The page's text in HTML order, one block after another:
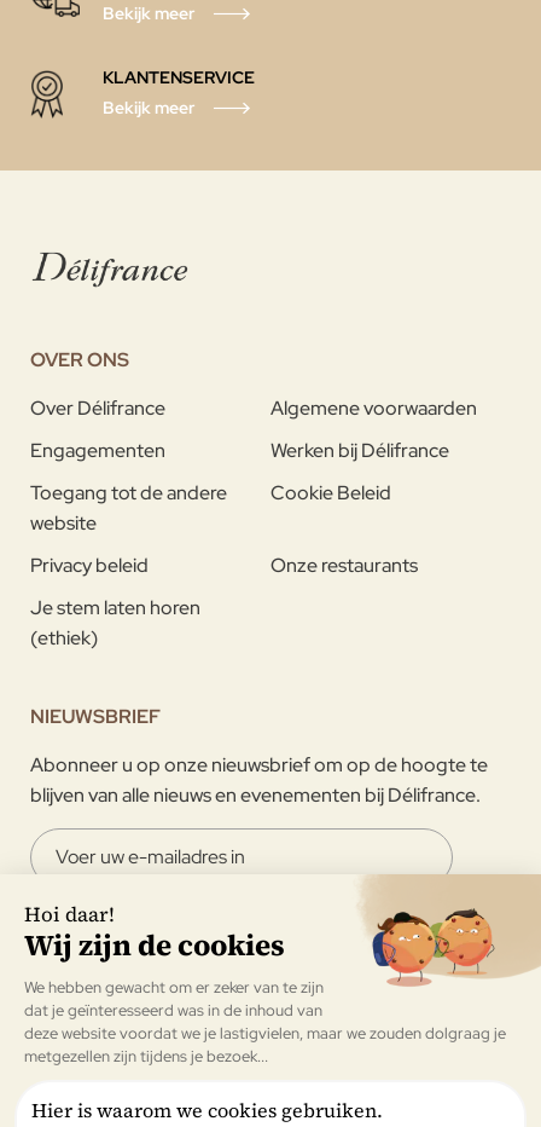
Bekijk meer
KLANTENSERVICE
Bekijk meer
OVER ONS
Over Délifrance
Algemene voorwaarden
Engagementen
Werken bij Délifrance
Toegang tot de andere
website
Cookie Beleid
Privacy beleid
Onze restaurants
Je stem laten horen
(ethiek)
NIEUWSBRIEF
Abonneer u op onze nieuwsbrief om op de hoogte te
blijven van alle nieuws en evenementen bij Délifrance.
Ik ga ermee akkoord om de nieuwsbrief van Délifrance te
ontvangen.
Valideren